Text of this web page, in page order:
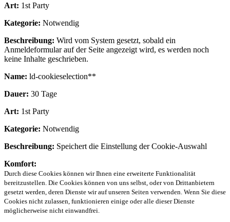
Art: 1st Party
Kategorie: Notwendig
Beschreibung: Wird vom System gesetzt, sobald ein
Anmeldeformular auf der Seite angezeigt wird, es werden noch
keine Inhalte geschrieben.
Name: ld-cookieselection**
Dauer: 30 Tage
Art: 1st Party
Kategorie: Notwendig
Beschreibung: Speichert die Einstellung der Cookie-Auswahl
Komfort:
Durch diese Cookies können wir Ihnen eine erweiterte Funktionalität
bereitzustellen. Die Cookies können von uns selbst, oder von Drittanbietern
gesetzt werden, deren Dienste wir auf unseren Seiten verwenden. Wenn Sie diese
Cookies nicht zulassen, funktionieren einige oder alle dieser Dienste
möglicherweise nicht einwandfrei.